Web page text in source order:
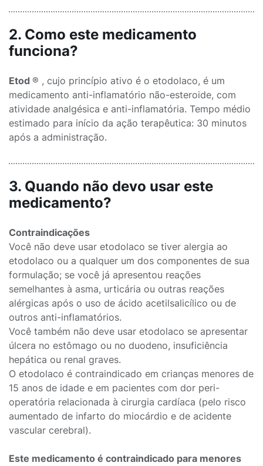
2. Como este medicamento
funciona?
Etod ® , cujo princípio ativo é o etodolaco, é um
medicamento anti-inflamatório não-esteroide, com
atividade analgésica e anti-inflamatória. Tempo médio
estimado para início da ação terapêutica: 30 minutos
após a administração.
3. Quando não devo usar este
medicamento?
Contraindicações
Você não deve usar etodolaco se tiver alergia ao
etodolaco ou a qualquer um dos componentes de sua
formulação; se você já apresentou reações
semelhantes à asma, urticária ou outras reações
alérgicas após o uso de ácido acetilsalicílico ou de
outros anti-inflamatórios.
Você também não deve usar etodolaco se apresentar
úlcera no estômago ou no duodeno, insuficiência
hepática ou renal graves.
O etodolaco é contraindicado em crianças menores de
15 anos de idade e em pacientes com dor peri-
operatória relacionada à cirurgia cardíaca (pelo risco
aumentado de infarto do miocárdio e de acidente
vascular cerebral).
Este medicamento é contraindicado para menores